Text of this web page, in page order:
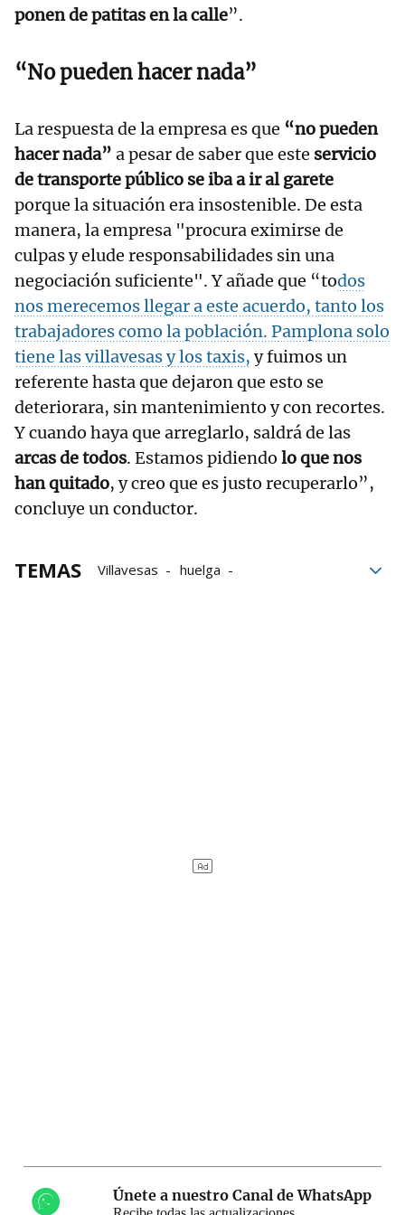
ponen de patitas en la calle”.
“No pueden hacer nada”
La respuesta de la empresa es que “no pueden
hacer nada” a pesar de saber que este servicio
de transporte público se iba a ir al garete
porque la situación era insostenible. De esta
manera, la empresa "procura eximirse de
culpas y elude responsabilidades sin una
negociación suficiente". Y añade que “todos
nos merecemos llegar a este acuerdo, tanto los
trabajadores como la población. Pamplona solo
tiene las villavesas y los taxis, y fuimos un
referente hasta que dejaron que esto se
deteriorara, sin mantenimiento y con recortes.
Y cuando haya que arreglarlo, saldrá de las
arcas de todos. Estamos pidiendo lo que nos
han quitado, y creo que es justo recuperarlo”,
concluye un conductor.
TEMAS Villavesas
huelga
Únete a nuestro Canal de WhatsApp